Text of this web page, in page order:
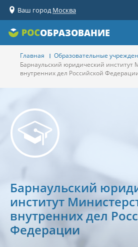
Ваш городМосква
ОБРАЗОВАНИЕ
Главная
Образовательные
Барнаульский юридический институт
внутренних дел Российской
Барнаульский
институт
внутренних дел
Федерации